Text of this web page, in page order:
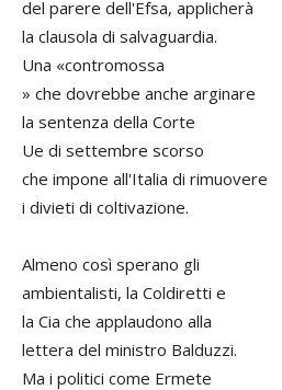
del parere dell'Efsa, applicherà
la clausola di salvaguardia.
Una «contromossa
» che dovrebbe anche arginare
la sentenza della Corte
Ue di settembre scorso
che impone all'Italia di rimuovere
i divieti di coltivazione.
Almeno così sperano gli
ambientalisti, la Coldiretti e
la Cia che applaudono alla
lettera del ministro Balduzzi.
Ma i politici come Ermete